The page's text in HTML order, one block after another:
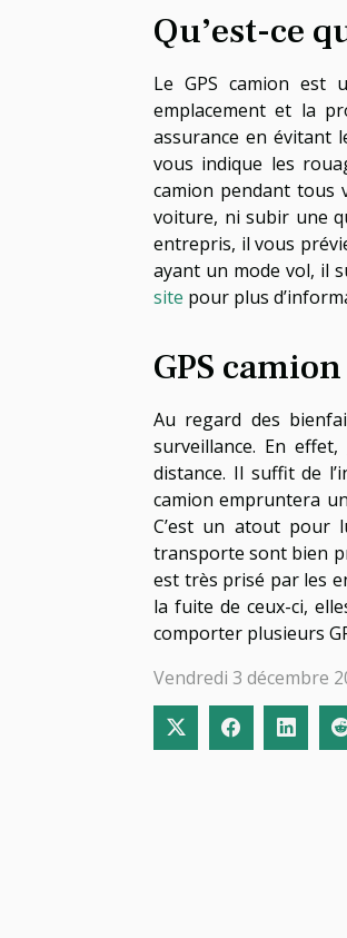
Qu’est-ce
Le GPS camion est
emplacement et la
assurance en évitant
vous indique les
camion pendant tous
voiture, ni subir une
entrepris, il vous
ayant un mode vol, il
site pour plus
GPS
Au regard des
surveillance. En
distance. Il suffit de
camion empruntera
C’est un atout pour
transporte sont bien
est très prisé par les
la fuite de ceux-ci,
comporter plusieurs
Vendredi 3 décembre